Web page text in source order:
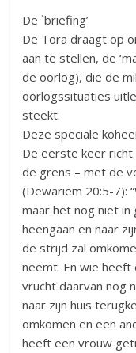
De `briefing’
De Tora draagt op
aan te stellen, de
de oorlog), die de
oorlogssituaties
steekt.
Deze speciale
De eerste keer
de grens – met de
(Dewariem 20:5-7):
maar het nog niet in
heengaan en naar
de strijd zal
neemt. En wie heeft
vrucht daarvan nog
naar zijn huis
omkomen en een
heeft een vrouw